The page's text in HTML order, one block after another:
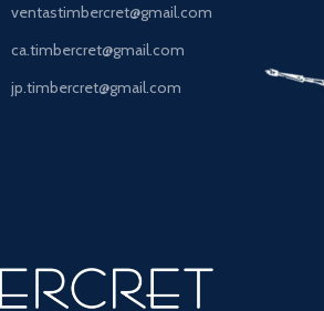
ventastimbercret@gmail.com
ca.timbercret@gmail.com
jp.timbercret@gmail.com